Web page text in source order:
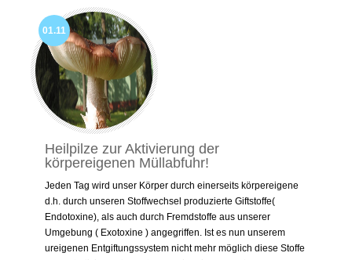
01.11
Heilpilze zur Aktivierung der
körpereigenen Müllabfuhr!
Jeden Tag wird unser Körper durch einerseits körpereigene
d.h. durch unseren Stoffwechsel produzierte Giftstoffe(
Endotoxine), als auch durch Fremdstoffe aus unserer
Umgebung ( Exotoxine ) angegriffen. Ist es nun unserem
ureigenen Entgiftungssystem nicht mehr möglich diese Stoffe